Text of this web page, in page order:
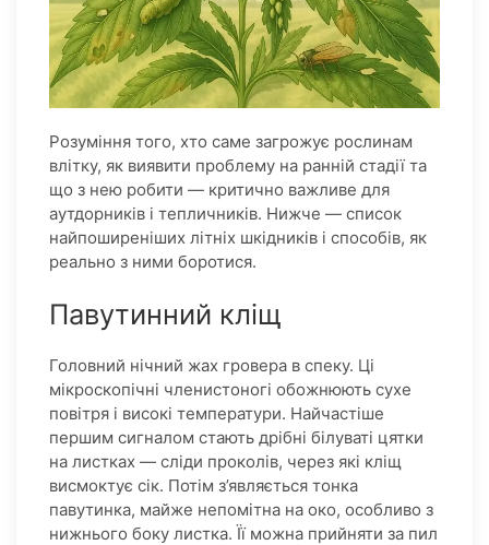
Розуміння того, хто саме загрожує рослинам
влітку, як виявити проблему на ранній стадії та
що з нею робити — критично важливе для
аутдорників і тепличників. Нижче — список
найпоширеніших літніх шкідників і способів, як
реально з ними боротися.
Павутинний кліщ
Головний нічний жах гровера в спеку. Ці
мікроскопічні членистоногі обожнюють сухе
повітря і високі температури. Найчастіше
першим сигналом стають дрібні білуваті цятки
на листках — сліди проколів, через які кліщ
висмоктує сік. Потім з’являється тонка
павутинка, майже непомітна на око, особливо з
нижнього боку листка. Її можна прийняти за пил